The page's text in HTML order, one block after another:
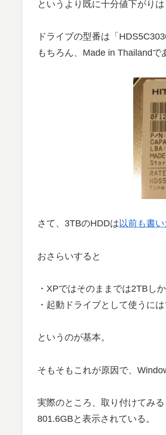
というより既に十分値下がりは
ドライブの型番は「
もちろん、Made in Thailandで
さて、3TBのHDDは以前も書い
おさらいすると
・XPではそのままでは2TBし
・起動ドライブとして使うに
というのが基本。
そもそもこれが原因で、
実際のところ、取り付けてみ
801.6GBと表示されている。